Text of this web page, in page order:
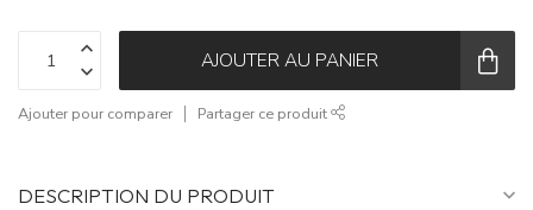
AJOUTER AU PANIER
Ajouter pour comparer Partager ce produit
DESCRIPTION DU PRODUIT